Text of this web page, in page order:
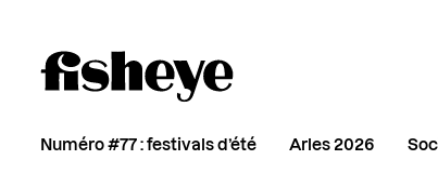
Numéro #77 : festivals d’été Arles 2026